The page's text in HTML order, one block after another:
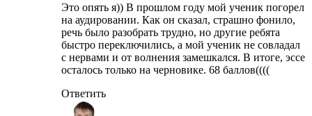
Это опять я)) В прошлом году мой ученик погорел
на аудировании. Как он сказал, страшно фонило,
речь было разобрать трудно, но другие ребята
быстро переключились, а мой ученик не совладал
с нервами и от волнения замешкался. В итоге, эссе
осталось только на черновике. 68 баллов((((
Ответить